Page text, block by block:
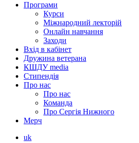
Програми
Курси
Міжнародний лекторій
Онлайн навчання
Заходи
Вхід в кабінет
Дружина ветерана
КШДУ media
Стипендія
Про нас
Про нас
Команда
Про Сергія Нижного
Мерч
uk